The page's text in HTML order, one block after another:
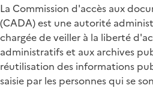
La Commission d'accès aux
(CADA) est une autorité
chargée de veiller à la liberté
administratifs et aux archives
réutilisation des informations
saisie par les personnes qui se